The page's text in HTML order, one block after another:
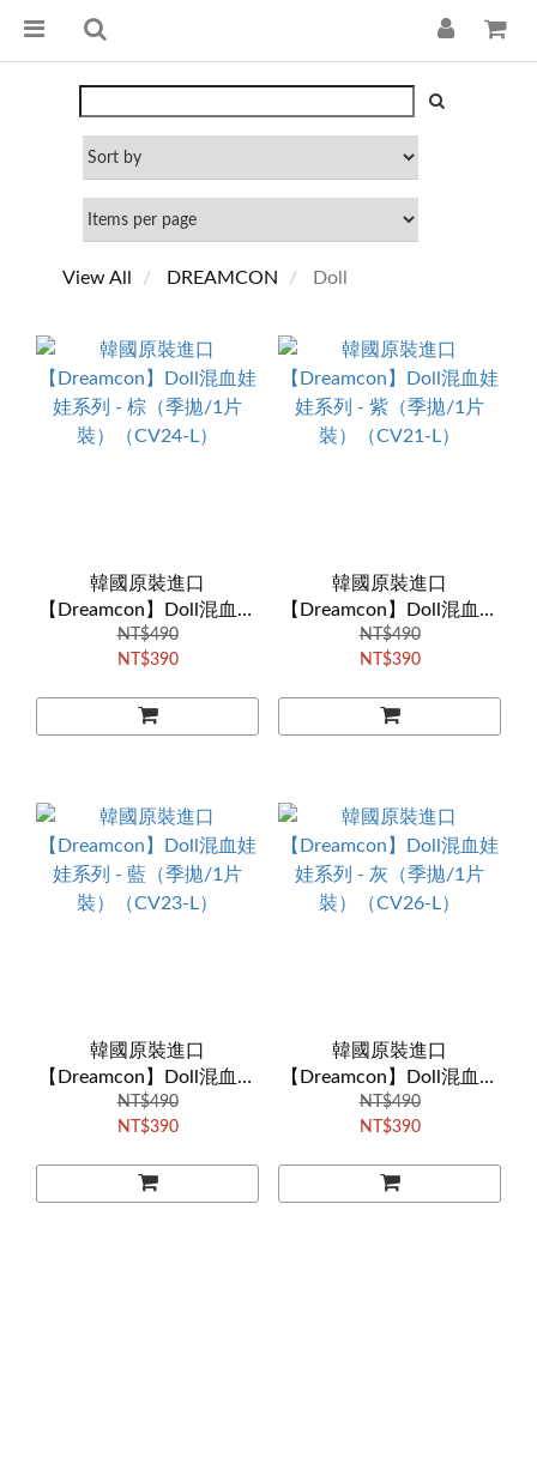
View All DREAMCON Doll
韓國原裝進口
【Dreamcon】Doll混血娃
娃系列 - 棕（季拋/1片
裝）（CV24-L）
NT$490
NT$390
韓國原裝進口
【Dreamcon】Doll混血娃
娃系列 - 紫（季拋/1片
裝）（CV21-L）
NT$490
NT$390
韓國原裝進口
【Dreamcon】Doll混血娃
娃系列 - 藍（季拋/1片
裝）（CV23-L）
NT$490
NT$390
韓國原裝進口
【Dreamcon】Doll混血娃
娃系列 - 灰（季拋/1片
裝）（CV26-L）
NT$490
NT$390